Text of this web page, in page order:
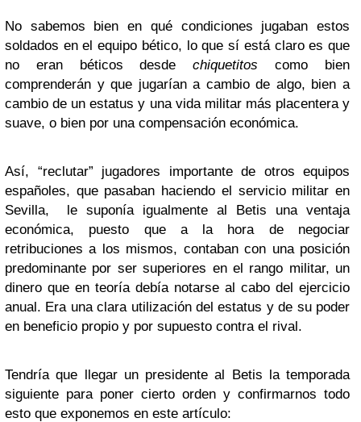
No sabemos bien en qué condiciones jugaban estos
soldados en el equipo bético, lo que sí está claro es que
no eran béticos desdechiquetitos como bien
comprenderán y que jugarían a cambio de algo, bien a
cambio de un estatus y una vida militar más placentera y
suave, o bien por una compensación económica.
Así, “reclutar” jugadores importante de otros equipos
españoles, que pasaban haciendo el servicio militar en
Sevilla, le suponía igualmente al Betis una ventaja
económica, puesto que a la hora de negociar
retribuciones a los mismos, contaban con una posición
predominante por ser superiores en el rango militar, un
dinero que en teoría debía notarse al cabo del ejercicio
anual. Era una clara utilización del estatus y de su poder
en beneficio propio y por supuesto contra el rival.
Tendría que llegar un presidente al Betis la temporada
siguiente para poner cierto orden y confirmarnos todo
esto que exponemos en este artículo: